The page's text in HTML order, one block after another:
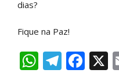
dias?
Fique na Paz!
W T F X